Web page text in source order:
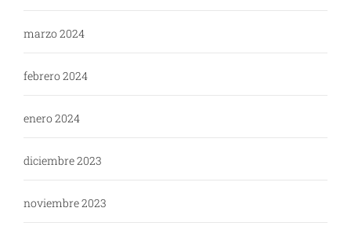
marzo 2024
febrero 2024
enero 2024
diciembre 2023
noviembre 2023